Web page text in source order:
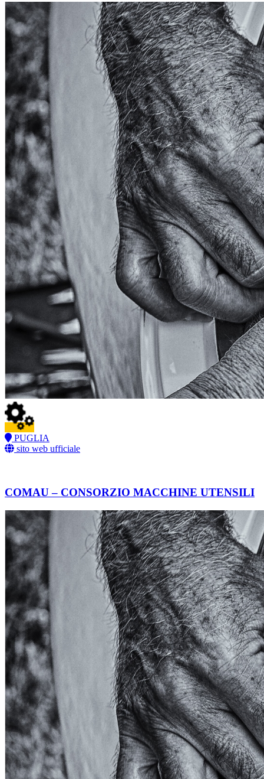
PUGLIA
sito web ufficiale
COMAU – CONSORZIO MACCHINE UTENSILI